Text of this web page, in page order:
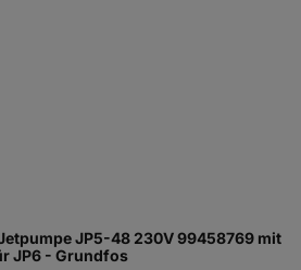
JP5-48 230V 99458769 mit
JP6 - Grundfos